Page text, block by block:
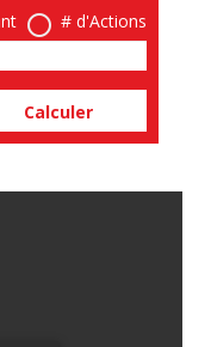
# d'Actions
Calculer